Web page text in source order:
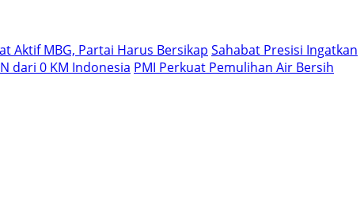
Aktif MBG, Partai Harus Bersikap Sahabat Presisi Ingatkan
dari 0 KM Indonesia PMI Perkuat Pemulihan Air Bersih